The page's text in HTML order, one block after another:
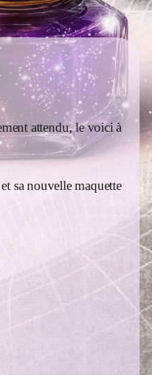
attendu, le voici à
sa nouvelle maquette